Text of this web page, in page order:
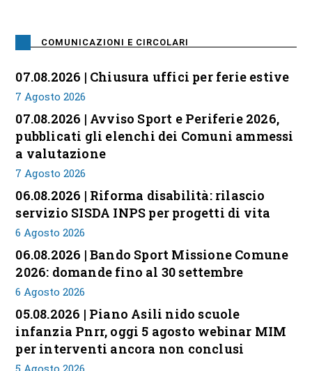
COMUNICAZIONI E CIRCOLARI
07.08.2026 | Chiusura uffici per ferie estive
7 Agosto 2026
07.08.2026 | Avviso Sport e Periferie 2026,
pubblicati gli elenchi dei Comuni ammessi
a valutazione
7 Agosto 2026
06.08.2026 | Riforma disabilità: rilascio
servizio SISDA INPS per progetti di vita
6 Agosto 2026
06.08.2026 | Bando Sport Missione Comune
2026: domande fino al 30 settembre
6 Agosto 2026
05.08.2026 | Piano Asili nido scuole
infanzia Pnrr, oggi 5 agosto webinar MIM
per interventi ancora non conclusi
5 Agosto 2026